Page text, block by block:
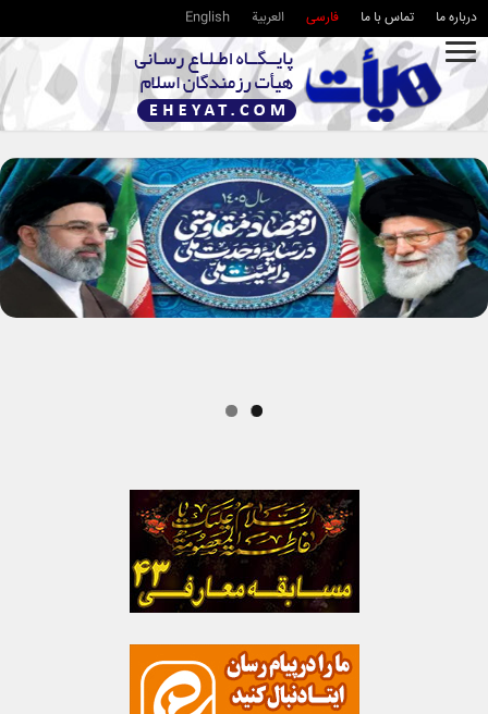
درباره ما تماس با ما فارسی العربية English